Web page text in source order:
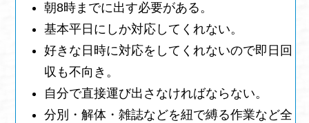
朝8時までに出す必要がある。
基本平日にしか対応してくれない。
好きな日時に対応をしてくれないので即日回
収も不向き。
自分で直接運び出さなければならない。
分別・解体・雑誌などを紐で縛る作業など全